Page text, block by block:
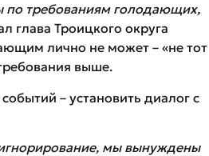
по требованиям голодающих,
глава Троицкого округа
лично не может – «не тот
выше.
– установить диалог с
мы вынуждены